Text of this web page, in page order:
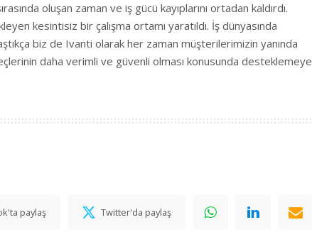
oluşan zaman ve iş gücü kayıplarını ortadan kaldırdı.
kesintisiz bir çalışma ortamı yaratıldı. İş dünyasında
biz de Ivanti olarak her zaman müşterilerimizin yanında
daha verimli ve güvenli olması konusunda desteklemeye
paylaş Twitter'da paylaş